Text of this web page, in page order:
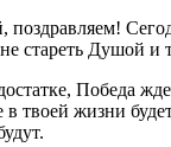
стареть Душой и
Победа
в твоей жизни